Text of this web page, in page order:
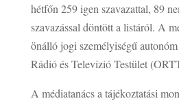
hétfőn 259 igen szavazattal, 89
szavazással döntött a listáról. A
önálló jogi személyiségű
Rádió és Televízió Testület
A médiatanács a tájékoztatási